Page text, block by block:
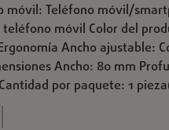
móvil: Teléfono móvil/
móvil Color del
Ancho ajustable:
Ancho: 80 mm
por paquete: 1